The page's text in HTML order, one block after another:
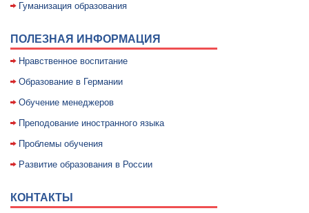
Гуманизация образования
ПОЛЕЗНАЯ ИНФОРМАЦИЯ
Нравственное воспитание
Образование в Германии
Обучение менеджеров
Преподование иностранного языка
Проблемы обучения
Развитие образования в России
КОНТАКТЫ